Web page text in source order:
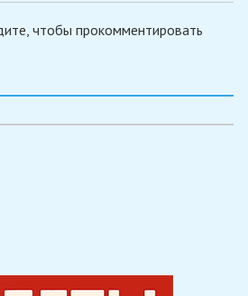
чтобы прокомментировать